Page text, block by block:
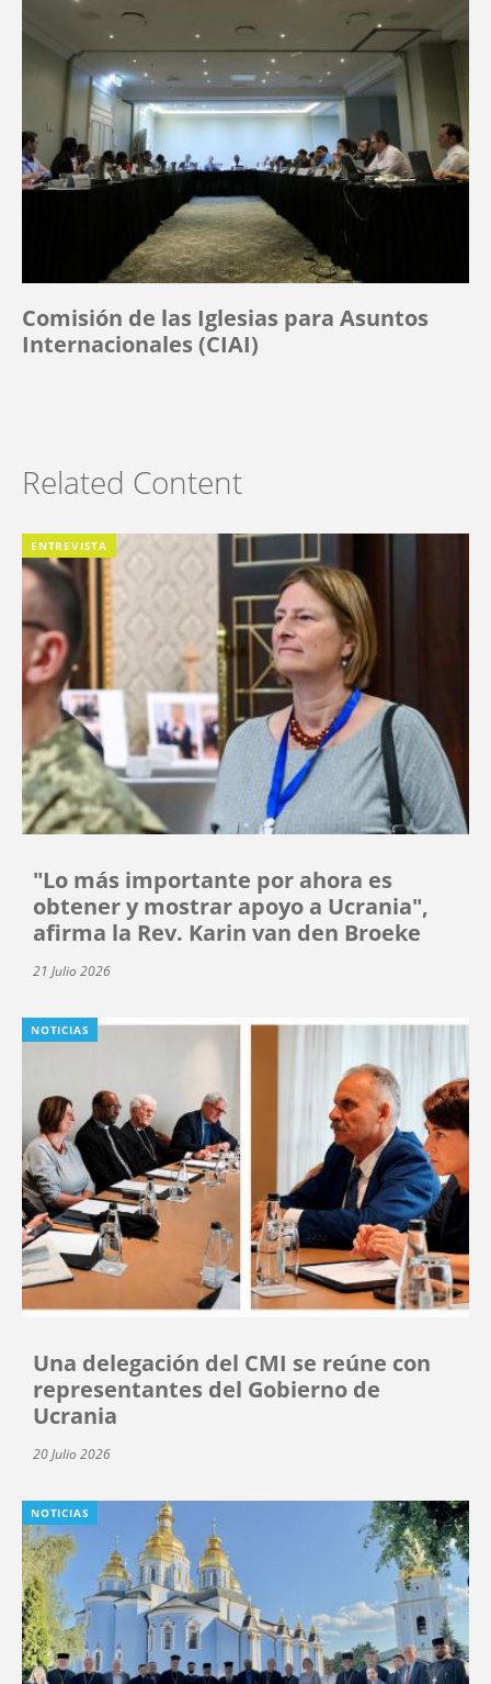
Comisión de las Iglesias para Asuntos
Internacionales (CIAI)
Related Content
ENTREVISTA
"Lo más importante por ahora es
obtener y mostrar apoyo a Ucrania",
afirma la Rev. Karin van den Broeke
21 Julio 2026
NOTICIAS
Una delegación del CMI se reúne con
representantes del Gobierno de
Ucrania
20 Julio 2026
NOTICIAS